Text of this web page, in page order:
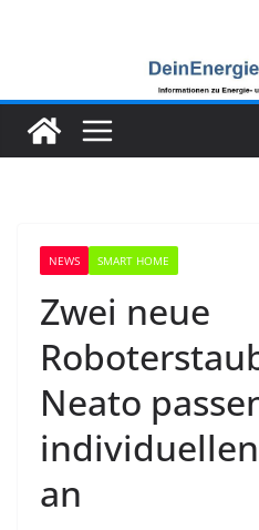
NEWS SMART HOME
Zwei neue
Neato
an